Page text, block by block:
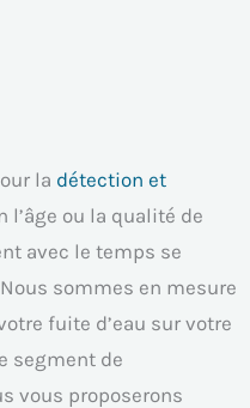
la détection et
l’âge ou la qualité de
avec le temps se
sommes en mesure
fuite d’eau sur votre
segment de
vous proposerons